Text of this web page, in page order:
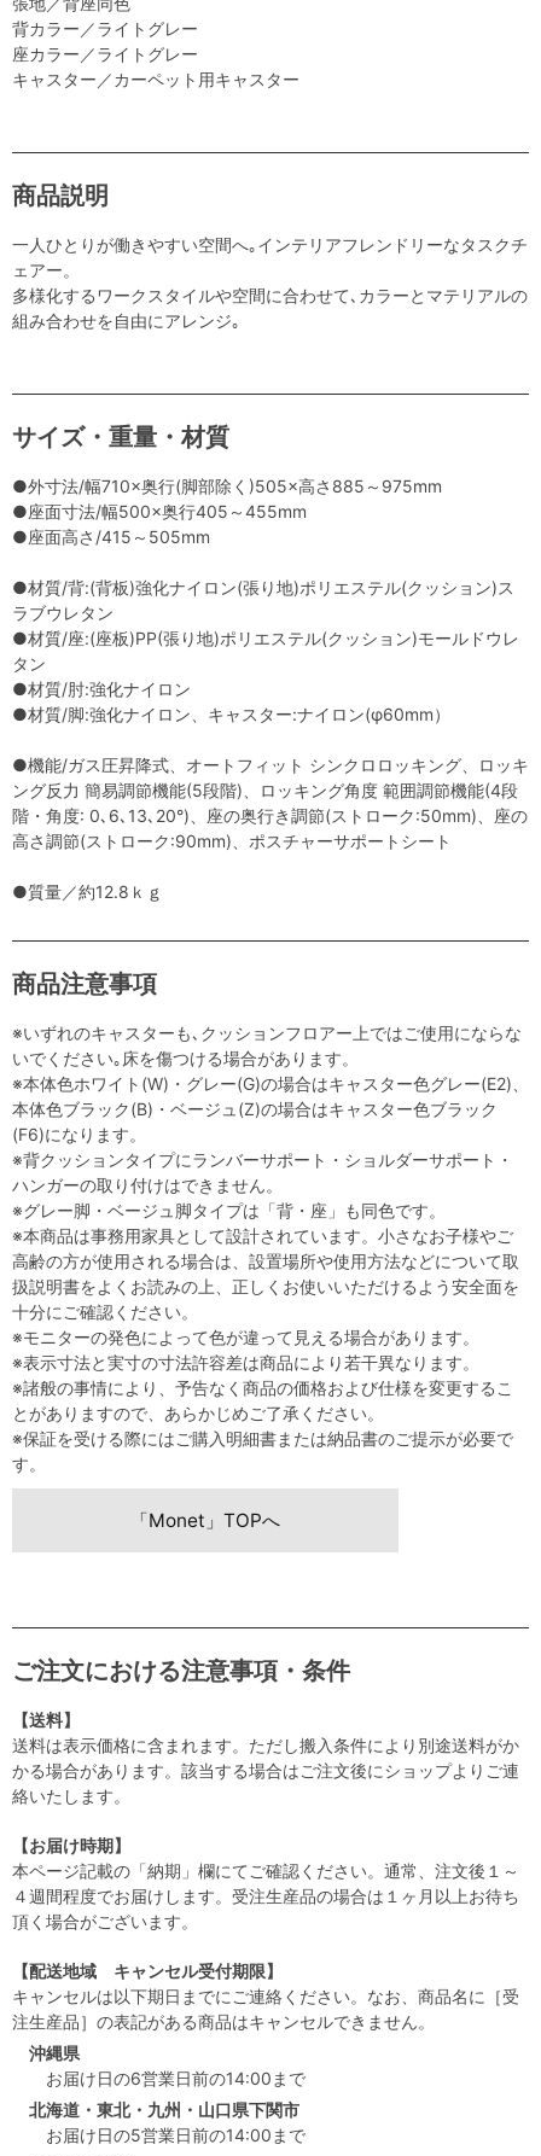
背カラー／ライトグレー
座カラー／ライトグレー
キャスター／カーペット用キャスター
商品説明
一人ひとりが働きやすい空間へ｡インテリアフレンドリーなタスクチ
ェアー。
多様化するワークスタイルや空間に合わせて､カラーとマテリアルの
組み合わせを自由にアレンジ｡
サイズ・重量・材質
●外寸法/幅710×奥行(脚部除く)505×高さ885～975mm
●座面寸法/幅500×奥行405～455mm
●座面高さ/415～505mm
●材質/背:(背板)強化ナイロン(張り地)ポリエステル(クッション)ス
ラブウレタン
●材質/座:(座板)PP(張り地)ポリエステル(クッション)モールドウレ
タン
●材質/肘:強化ナイロン
●材質/脚:強化ナイロン、キャスター:ナイロン(φ60mm）
●機能/ガス圧昇降式、オートフィット シンクロロッキング、ロッキ
ング反力 簡易調節機能(5段階)、ロッキング角度 範囲調節機能(4段
階・角度: 0､6､13､20°)、座の奥行き調節(ストローク:50mm)、座の
高さ調節(ストローク:90mm)、ポスチャーサポートシート
●質量／約12.8ｋｇ
商品注意事項
※いずれのキャスターも､クッションフロアー上ではご使用にならな
いでください｡床を傷つける場合があります。
※本体色ホワイト(W)・グレー(G)の場合はキャスター色グレー(E2)、
本体色ブラック(B)・ベージュ(Z)の場合はキャスター色ブラック
(F6)になります。
※背クッションタイプにランバーサポート・ショルダーサポート・
ハンガーの取り付けはできません。
※グレー脚・ベージュ脚タイプは「背・座」も同色です。
※本商品は事務用家具として設計されています。小さなお子様やご
高齢の方が使用される場合は、設置場所や使用方法などについて取
扱説明書をよくお読みの上、正しくお使いいただけるよう安全面を
十分にご確認ください。
※モニターの発色によって色が違って見える場合があります。
※表示寸法と実寸の寸法許容差は商品により若干異なります。
※諸般の事情により、予告なく商品の価格および仕様を変更するこ
とがありますので、あらかじめご了承ください。
※保証を受ける際にはご購入明細書または納品書のご提示が必要で
す。
「Monet」TOPへ
ご注文における注意事項・条件
【送料】
送料は表示価格に含まれます。ただし搬入条件により別途送料がか
かる場合があります。該当する場合はご注文後にショップよりご連
絡いたします。
【お届け時期】
本ページ記載の「納期」欄にてご確認ください。通常、注文後１～
４週間程度でお届けします。受注生産品の場合は１ヶ月以上お待ち
頂く場合がございます。
【配送地域 キャンセル受付期限】
キャンセルは以下期日までにご連絡ください。なお、商品名に［受
注生産品］の表記がある商品はキャンセルできません。
沖縄県
お届け日の6営業日前の14:00まで
北海道・東北・九州・山口県下関市
お届け日の5営業日前の14:00まで